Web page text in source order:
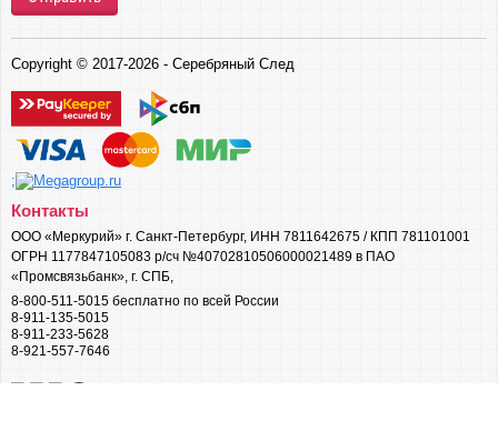
Copyright © 2017-2026 - Серебряный След
;
Контакты
ООО «Меркурий» г. Санкт-Петербург, ИНН 7811642675 / КПП 781101001
ОГРН 1177847105083 р/сч №40702810506000021489 в ПАО
«Промсвязьбанк», г. СПБ,
8-800-511-5015 бесплатно по всей России
8-911-135-5015
8-911-233-5628
8-921-557-7646